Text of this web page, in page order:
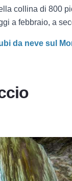
collina di 800
a febbraio, a
da neve sul